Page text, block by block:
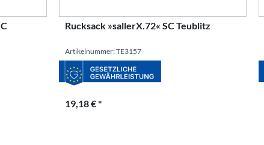
Rucksack »sallerX.72« SC Teublitz
Artikelnummer: TE3157
19,18 € *